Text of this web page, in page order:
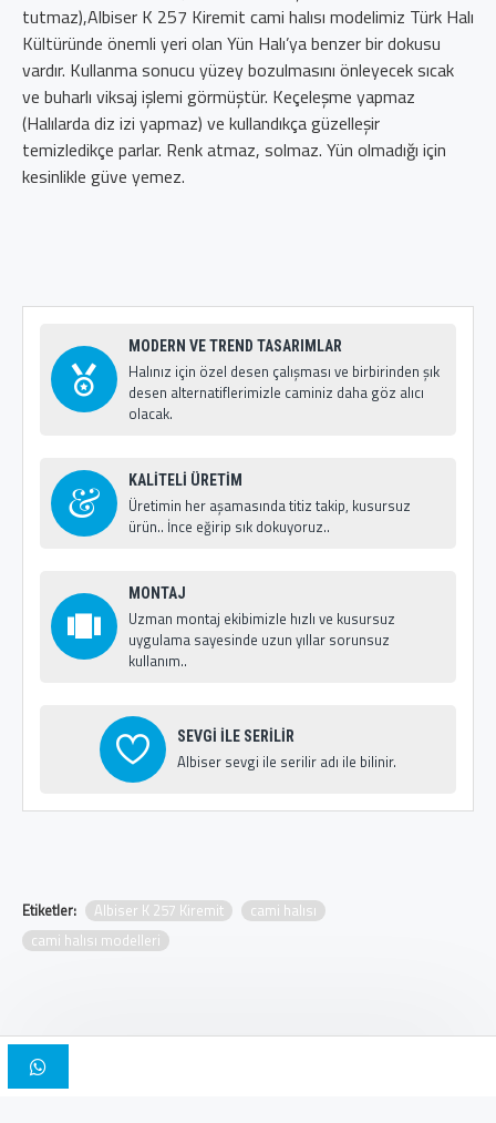
tutmaz),Albiser K 257 Kiremit cami halısı modelimiz Türk Halı
Kültüründe önemli yeri olan Yün Halı’ya benzer bir dokusu
vardır. Kullanma sonucu yüzey bozulmasını önleyecek sıcak
ve buharlı viksaj işlemi görmüştür. Keçeleşme yapmaz
(Halılarda diz izi yapmaz) ve kullandıkça güzelleşir
temizledikçe parlar. Renk atmaz, solmaz. Yün olmadığı için
kesinlikle güve yemez.
MODERN VE TREND TASARIMLAR
Halınız için özel desen çalışması ve birbirinden şık
desen alternatiflerimizle caminiz daha göz alıcı
olacak.
KALİTELİ ÜRETİM
Üretimin her aşamasında titiz takip, kusursuz
ürün.. İnce eğirip sık dokuyoruz..
MONTAJ
Uzman montaj ekibimizle hızlı ve kusursuz
uygulama sayesinde uzun yıllar sorunsuz
kullanım..
SEVGİ İLE SERİLİR
Albiser sevgi ile serilir adı ile bilinir.
Etiketler: Albiser K 257 Kiremit
cami halısı
cami halısı modelleri
Copyright © 2025, Albiser Cami Halıları | Tasarım İskender Bilici